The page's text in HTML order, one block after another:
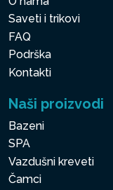
Saveti i trikovi
FAQ
Podrška
Kontakti
Naši proizvodi
Bazeni
SPA
Vazdušni kreveti
Čamci